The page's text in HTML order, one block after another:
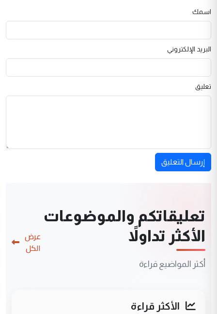
اسمك
البريد الإلكتروني
تعليق
إرسال التعليق
تعليقاتكم والموضوعات
الأكثر تداولاً
أكثر المواضيع قراءة
عرض
الكل
الأكثر قراءة